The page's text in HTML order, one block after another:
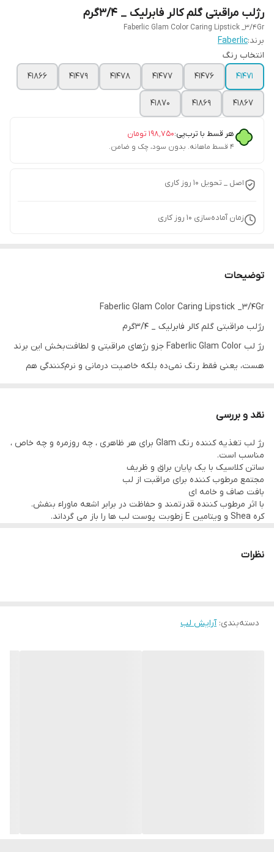
رژلب مراقبتی گلم کالر فابرلیک _ 3/4گرم
Faberlic Glam Color Caring Lipstick _3/4Gr
برند:Faberlic
انتخاب رنگ
41471
41476
41477
41478
41479
41866
41867
41869
41870
هر قسط با ترب‌پی:۱۹۸٬۷۵۰ تومان
۴ قسط ماهانه. بدون سود، چک و ضامن.
اصل _ تحویل ۱۰ روز کاری
زمان آماده‌سازی 10 روز کاری
توضیحات
Faberlic Glam Color Caring Lipstick _3/4Gr
رژلب مراقبتی گلم کالر فابرلیک _ 3/4گرم
رژ لب Faberlic Glam Color جزو رژهای مراقبتی و لطافت‌بخش این برند
هست، یعنی فقط رنگ نمی‌ده بلکه خاصیت درمانی و نرم‌کنندگی هم
💋 ویژگی‌ها و خواص اصلی:
1. مرطوب‌کنندگی عمیق (Deep Moisture Formula):
این رژ وجود داره که رطوبت لب رو تا ساعت‌ها حفظ می‌کنن و از خشکی و
ترک‌خوردگی جلوگیری می‌کنن.
اگر لب‌هات معمولاً خشک یا پوسته‌پوسته می‌شن، این رژ کمک می‌کنه
نقد و بررسی
رژ لب تغذیه کننده رنگ Glam برای هر ظاهری ، چه روزمره و چه خاص ،
مناسب است.
ساتن کلاسیک با یک پایان براق و ظریف
مجتمع مرطوب کننده برای مراقبت از لب
بافت صاف و خامه ای
با اثر مرطوب کننده قدرتمند و حفاظت در برابر اشعه ماوراء بنفش.
کره Shea و ویتامین E زطوبت پوست لب ها را باز می گرداند.
نظرات
دسته‌بندی:آرایش لب